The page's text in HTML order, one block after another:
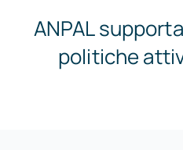
Cerca
ANPAL
politiche